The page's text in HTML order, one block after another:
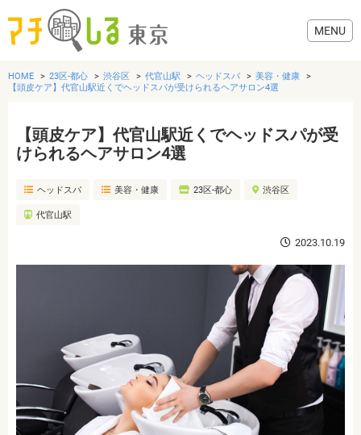
グルメ
美容・健康
HOME 23区-都心 渋谷区 代官山駅 ヘッドスパ
美容・健康
【頭皮ケア】代官山駅近くでヘッドスパが受けられるヘアサロン4選
【頭皮ケア】代官山駅近くでヘッドスパが受
けられるヘアサロン4選
ヘッドスパ 美容・健康 23区-都心 渋谷区
代官山駅
2023.10.19